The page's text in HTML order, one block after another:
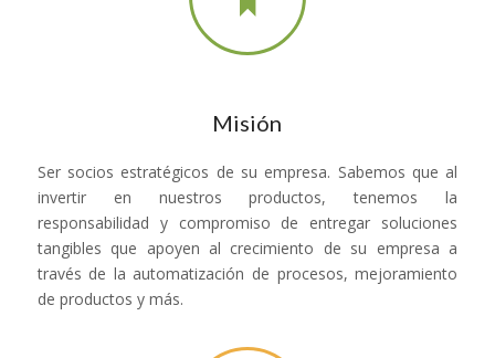
Misión
Ser socios estratégicos de su empresa. Sabemos que al
invertir en nuestros productos, tenemos la
responsabilidad y compromiso de entregar soluciones
tangibles que apoyen al crecimiento de su empresa a
través de la automatización de procesos, mejoramiento
de productos y más.